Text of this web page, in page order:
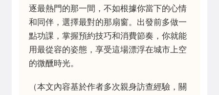
逐最熱門的那一間，不如根據你當下的心情
和同伴，選擇最對的那扇窗。出發前多做一
點功課，掌握預約技巧和消費節奏，你就能
用最從容的姿態，享受這場漂浮在城市上空
的微醺時光。
（本文內容基於作者多次親身訪查經驗，關